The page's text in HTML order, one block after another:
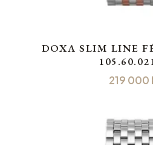
DOXA SLIM LINE
219 000